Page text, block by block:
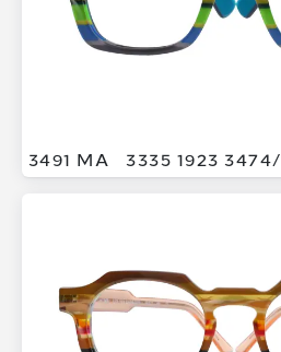
3491 MA 3335 1923 3474/